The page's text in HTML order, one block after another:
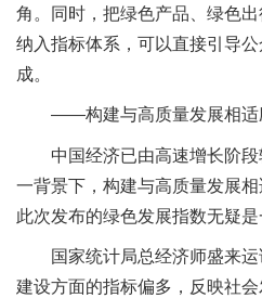
角。同时，把绿色产品、绿色
纳入指标体系，可以直接引导
成。
——构建与高质量发展相适
中国经济已由高速增长阶
一背景下，构建与高质量发展
此次发布的绿色发展指数无疑是
国家统计局总经济师盛来
建设方面的指标偏多，反映社